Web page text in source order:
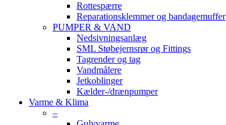
Rottespærre
Reparationsklemmer og bandagemuffer
PUMPER & VAND
Nedsivningsanlæg
SML Støbejernsrør og Fittings
Tagrender og tag
Vandmålere
Jetkoblinger
Kælder-/drænpumper
Varme & Klima
–